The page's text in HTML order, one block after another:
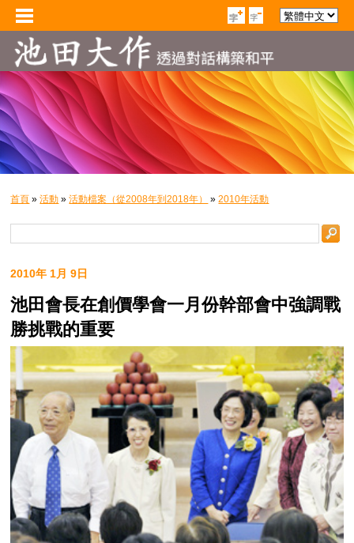
首頁 »活動 »活動檔案（從2008年到2018年） »2010年活動
2010年 1月 9日
池田會長在創價學會一月份幹部會中強調戰
勝挑戰的重要